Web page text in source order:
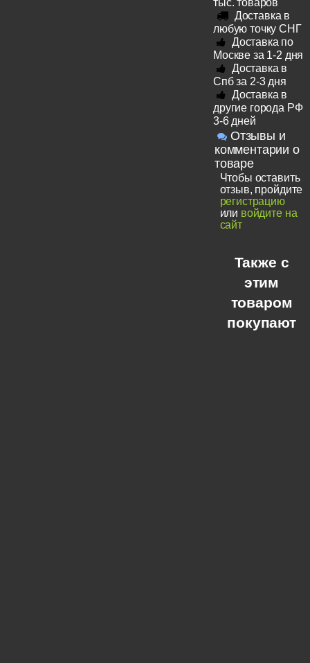
тыс. товаров
Доставка в
любую точку СНГ
Доставка по
Москве за 1-2 дня
Доставка в
Спб за 2-3 дня
Доставка в
другие города РФ
3-6 дней
Отзывы и
комментарии о
товаре
Чтобы оставить
отзыв, пройдите
регистрацию
или войдите на
сайт
Также с
этим
товаром
покупают